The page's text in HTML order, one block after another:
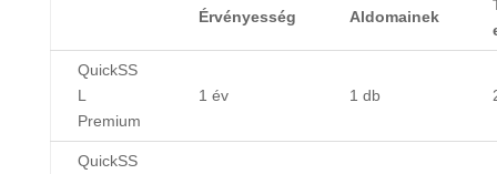
Érvényesség Aldomainek
QuickSS
L
Premium
1 év 1 db
QuickSS